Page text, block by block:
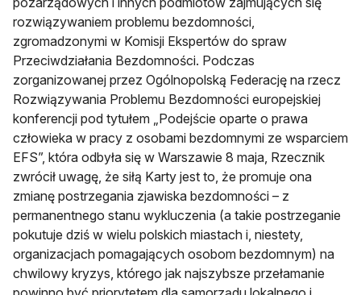
rozwiązywaniem problemu bezdomności,
zgromadzonymi w Komisji Ekspertów do spraw
Przeciwdziałania Bezdomności. Podczas
zorganizowanej przez Ogólnopolską Federację na rzecz
Rozwiązywania Problemu Bezdomności europejskiej
konferencji pod tytułem „Podejście oparte o prawa
człowieka w pracy z osobami bezdomnymi ze wsparciem
EFS”, która odbyła się w Warszawie 8 maja, Rzecznik
zwrócił uwagę, że siłą Karty jest to, że promuje ona
zmianę postrzegania zjawiska bezdomności – z
permanentnego stanu wykluczenia (a takie postrzeganie
pokutuje dziś w wielu polskich miastach i, niestety,
organizacjach pomagających osobom bezdomnym) na
chwilowy kryzys, którego jak najszybsze przełamanie